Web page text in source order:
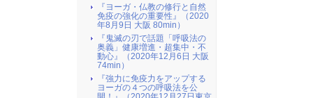
『ヨーガ・仏教の修行と自然
免疫の強化の重要性』（2020
年8月9日 大阪 80min）
『鬼滅の刃で話題「呼吸法の
奥義」健康増進・超集中・不
動心』（2020年12月6日 大阪
74min）
『強力に免疫力をアップする
ヨーガの４つの呼吸法を公